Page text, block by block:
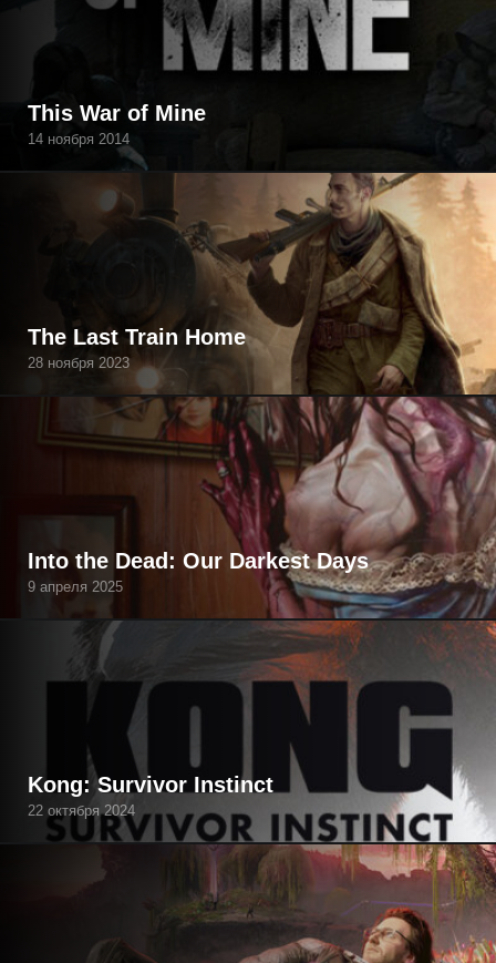
This War of Mine
14 ноября 2014
The Last Train Home
28 ноября 2023
Into the Dead: Our Darkest Days
9 апреля 2025
Kong: Survivor Instinct
22 октября 2024